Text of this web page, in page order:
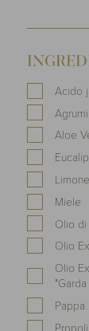
Acido
Agrumi
Aloe
Limone
Miele
Olio di
Olio
Olio
Pappa
Propoli